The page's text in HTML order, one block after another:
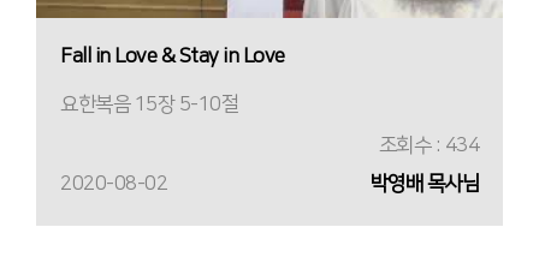
Fall in Love & Stay in Love
요한복음 15장 5-10절
조회수 : 434
2020-08-02
박영배 목사님